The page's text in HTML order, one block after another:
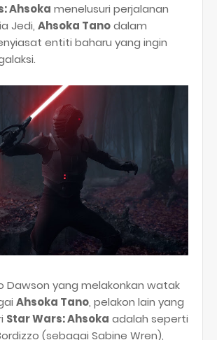
Ahsoka menelusuri perjalanan
Jedi, Ahsoka Tanodalam
entiti baharu yang ingin
Dawson yang melakonkan watak
Ahsoka Tano, pelakon lain yang
Star Wars: Ahsoka adalah seperti
(sebagai Sabine Wren),